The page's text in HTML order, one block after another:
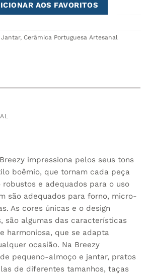
AOS FAVORITOS
Jantar, Cerâmica Portuguesa Artesanal
impressiona pelos seus tons
boêmio, que tornam cada peça
robustos e adequados para o uso
são adequados para forno, micro-
As cores únicas e o design
são algumas das características
harmoniosa, que se adapta
ocasião. Na Breezy
pequeno-almoço e jantar, pratos
de diferentes tamanhos, taças